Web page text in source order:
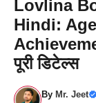
Lovlina
Hindi:
पूरी डिटेल्स
By Mr. Jeet